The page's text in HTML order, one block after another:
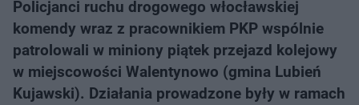
Policjanci ruchu drogowego włocławskiej
komendy wraz z pracownikiem PKP wspólnie
patrolowali w miniony piątek przejazd kolejowy
w miejscowości Walentynowo (gmina Lubień
Kujawski). Działania prowadzone były w ramach